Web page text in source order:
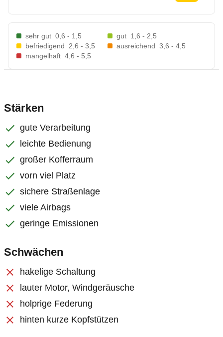
sehr gut 0,6 - 1,5 gut 1,6 - 2,5
befriedigend
2,6 - 3,5 ausreichend 3,6 - 4,5
mangelhaft 4,6 - 5,5
Stärken
gute Verarbeitung
leichte Bedienung
großer Kofferraum
vorn viel Platz
sichere Straßenlage
viele Airbags
geringe Emissionen
Schwächen
hakelige Schaltung
lauter Motor, Windgeräusche
holprige Federung
hinten kurze Kopfstützen